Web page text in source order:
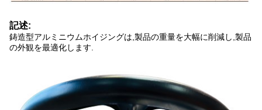
記述:
鋳造型アルミニウムホイジングは,製品の重量を大幅に削減し,製品
の外観を最適化します.